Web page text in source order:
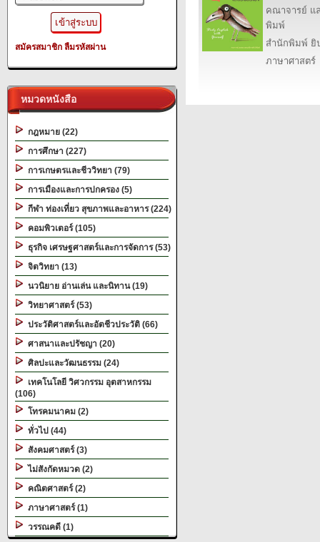
สมัครสมาชิก ลืมรหัสผ่าน
หมวดหนังสือ
กฎหมาย (22)
การศึกษา (227)
การเกษตรและชีววิทยา (79)
การเมืองและการปกครอง (5)
กีฬา ท่องเที่ยว สุขภาพและอาหาร (224)
คอมพิวเตอร์ (105)
ธุรกิจ เศรษฐศาสตร์และการจัดการ (53)
จิตวิทยา (13)
นวนิยาย อ่านเล่น และนิทาน (19)
วิทยาศาสตร์ (53)
ประวัติศาสตร์และอัตชีวประวัติ (66)
ศาสนาและปรัชญา (20)
ศิลปะและวัฒนธรรม (24)
เทคโนโลยี วิศวกรรม อุตสาหกรรม
(106)
โทรคมนาคม (2)
ทั่วไป (44)
สังคมศาสตร์ (3)
ไม่สังกัดหมวด (2)
คณิตศาสตร์ (2)
ภาษาศาสตร์ (1)
วรรณคดี (1)
คณาจารย์ แ
พิมพ์
สำนักพิมพ์ ยิ
ภาษาศาสตร์